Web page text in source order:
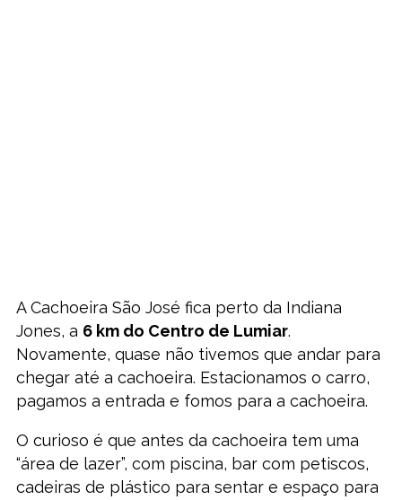
A Cachoeira São José fica perto da Indiana
Jones, a 6 km do Centro de Lumiar.
Novamente, quase não tivemos que andar para
chegar até a cachoeira. Estacionamos o carro,
pagamos a entrada e fomos para a cachoeira.
O curioso é que antes da cachoeira tem uma
“área de lazer”, com piscina, bar com petiscos,
cadeiras de plástico para sentar e espaço para